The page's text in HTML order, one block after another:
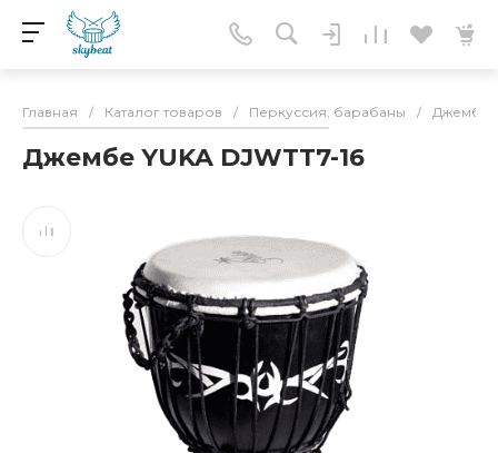
Главная / Каталог товаров / Перкуссия, барабаны / Джембе
Джембе YUKA DJWTT7-16